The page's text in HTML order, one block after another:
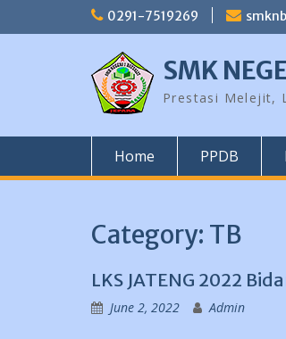
0291-7519269
SMK
Prestasi Melejit,
Home PPDB
Category: TB
LKS JATENG 2022
June 2, 2022 Admin